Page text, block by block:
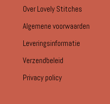
Over Lovely Stitches
Algemene voorwaarden
Leveringsinformatie
Verzendbeleid
Privacy policy